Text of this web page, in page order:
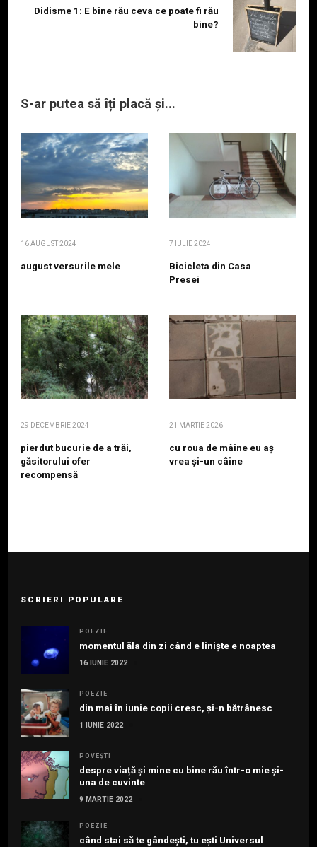
Didisme 1: E bine rău ceva ce poate fi rău
bine?
S-ar putea să îți placă și...
16 AUGUST 2024
august versurile mele
7 IULIE 2024
Bicicleta din Casa
Presei
29 DECEMBRIE 2024
pierdut bucurie de a trăi,
găsitorului ofer
recompensă
21 MARTIE 2026
cu roua de mâine eu aș
vrea și-un câine
SCRIERI POPULARE
POEZIE
momentul ăla din zi când e liniște e noaptea
16 IUNIE 2022
POEZIE
din mai în iunie copii cresc, și-n bătrânesc
1 IUNIE 2022
POVEȘTI
despre viață și mine cu bine rău într-o mie și-
una de cuvinte
9 MARTIE 2022
POEZIE
când stai să te gândești, tu ești Universul